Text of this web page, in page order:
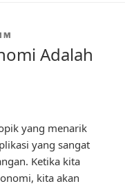
Adalah
yang menarik
yang sangat
Ketika kita
kita akan